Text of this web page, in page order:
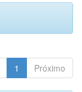
1 Próximo